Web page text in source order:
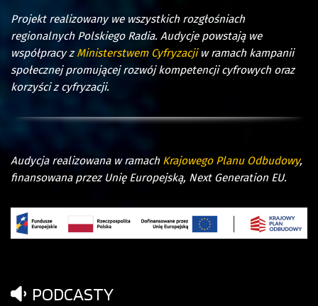
Projekt realizowany we wszystkich rozgłośniach
regionalnych Polskiego Radia. Audycje powstają we
współpracy zMinisterstwem Cyfryzacjiw ramach kampanii
społecznej promującej rozwój kompetencji cyfrowych oraz
korzyści z cyfryzacji.
Audycja realizowana w ramach Krajowego Planu Odbudowy,
finansowana przez Unię Europejską, Next Generation EU.
PODCASTY